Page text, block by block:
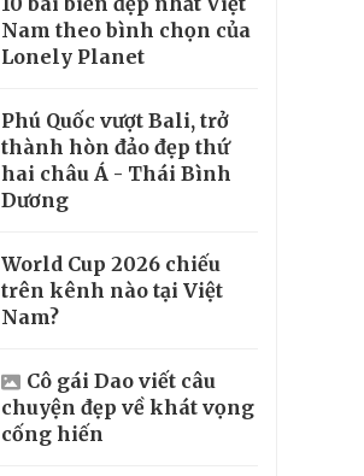
Nam theo bình chọn của
Lonely Planet
Phú Quốc vượt Bali, trở
thành hòn đảo đẹp thứ
hai châu Á - Thái Bình
Dương
World Cup 2026 chiếu
trên kênh nào tại Việt
Nam?
Cô gái Dao viết câu
chuyện đẹp về khát vọng
cống hiến